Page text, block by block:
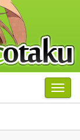
Menu